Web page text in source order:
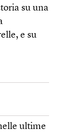
su una
e su
ultime